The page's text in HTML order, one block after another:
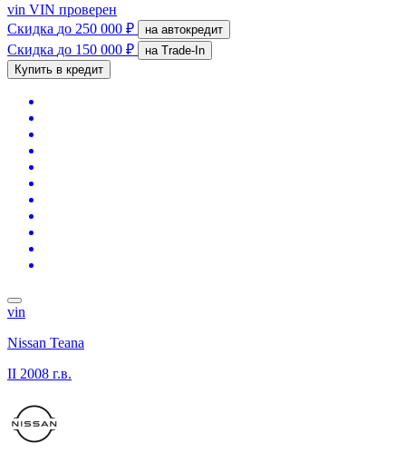
vin VIN проверен
Скидка до 250 000 ₽ на автокредит
Скидка до 150 000 ₽
на Trade-In
Купить в кредит
vin
Nissan Teana
II 2008 г.в.